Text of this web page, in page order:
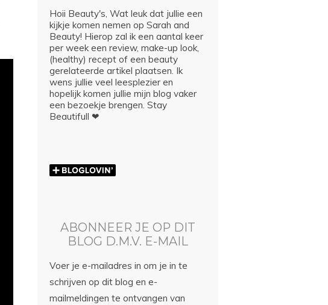
Hoii Beauty's, Wat leuk dat jullie een
kijkje komen nemen op Sarah and
Beauty! Hierop zal ik een aantal keer
per week een review, make-up look,
(healthy) recept of een beauty
gerelateerde artikel plaatsen. Ik
wens jullie veel leesplezier en
hopelijk komen jullie mijn blog vaker
een bezoekje brengen. Stay
Beautifull ❤
ABONNEER JE OP DIT
BLOG D.M.V. E-MAIL
Voer je e-mailadres in om je in te
schrijven op dit blog en e-
mailmeldingen te ontvangen van